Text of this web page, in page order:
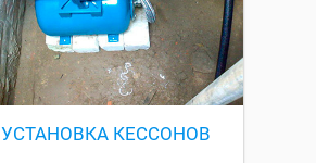
УСТАНОВКА КЕССОНОВ